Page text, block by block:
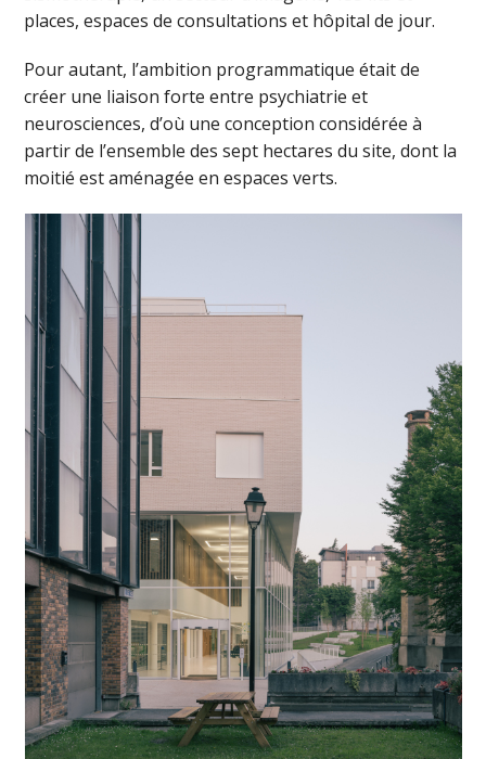
places, espaces de consultations et hôpital de jour.
Pour autant, l’ambition programmatique était de
créer une liaison forte entre psychiatrie et
neurosciences, d’où une conception considérée à
partir de l’ensemble des sept hectares du site, dont la
moitié est aménagée en espaces verts.